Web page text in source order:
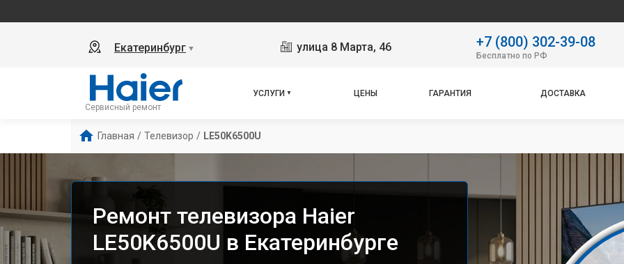
Екатеринбург ▼ улица 8 Марта, 46 +7 (800) 302-39-08
Бесплатно по РФ
Сервисный ремонт
УСЛУГИ ЦЕНЫ ГАРАНТИЯ ДОСТАВКА
Главная / Телевизор / LE50K6500U
Ремонт телевизора Haier
LE50K6500U в Екатеринбурге